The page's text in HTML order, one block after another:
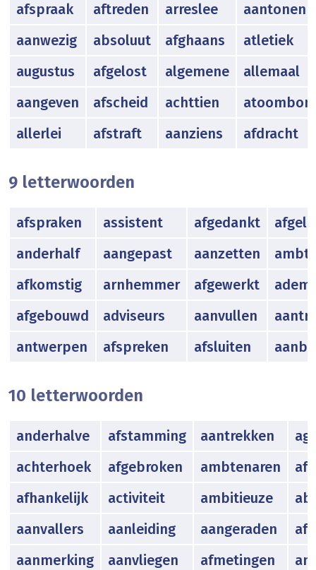
afspraak aftreden arreslee
aantonen
aanwezig
absoluut afghaans
atletiek
augustus
afgelost algemene
allemaal
aangeven
afscheid achttien
atoombom
allerlei
afstraft aanziens afdracht
9 letterwoorden
afspraken assistent afgedankt
anderhalf
aangepast aanzetten
afkomstig
arnhemmer afgewerkt
afgebouwd
adviseurs aanvullen
antwerpen
afspreken afsluiten
10 letterwoorden
anderhalve afstamming aantrekken
achterhoek
afgebroken ambtenaren
afhankelijk
activiteit ambitieuze
aanvallers
aanleiding aangeraden
aanmerking
aanvliegen afmetingen